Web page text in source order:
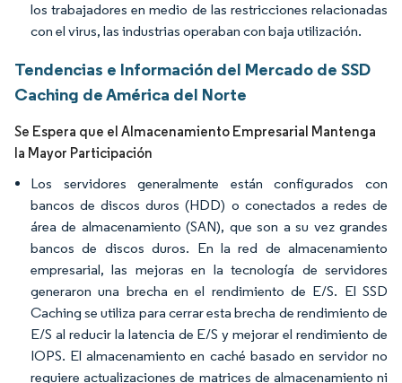
los trabajadores en medio de las restricciones relacionadas
con el virus, las industrias operaban con baja utilización.
Tendencias e Información del Mercado de SSD
Caching de América del Norte
Se Espera que el Almacenamiento Empresarial Mantenga
la Mayor Participación
Los servidores generalmente están configurados con
bancos de discos duros (HDD) o conectados a redes de
área de almacenamiento (SAN), que son a su vez grandes
bancos de discos duros. En la red de almacenamiento
empresarial, las mejoras en la tecnología de servidores
generaron una brecha en el rendimiento de E/S. El SSD
Caching se utiliza para cerrar esta brecha de rendimiento de
E/S al reducir la latencia de E/S y mejorar el rendimiento de
IOPS. El almacenamiento en caché basado en servidor no
requiere actualizaciones de matrices de almacenamiento ni